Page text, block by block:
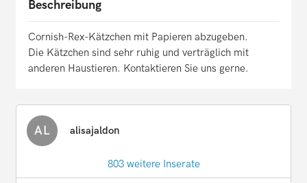
Beschreibung
Cornish-Rex-Kätzchen mit Papieren abzugeben.
Die Kätzchen sind sehr ruhig und verträglich mit
anderen Haustieren. Kontaktieren Sie uns gerne.
AL alisajaldon
803 weitere Inserate